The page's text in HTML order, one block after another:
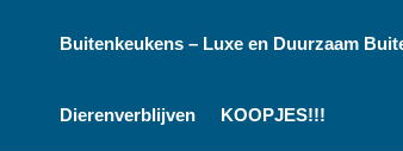
Buitenkeukens – Luxe en Duurzaam
Dierenverblijven KOOPJES!!!